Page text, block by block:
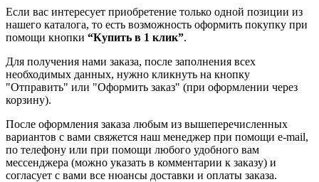
Если вас интересует приобретение только одной позиции из
нашего каталога, то есть возможность оформить покупку при
помощи кнопки “Купить в 1 клик”.
Для получения нами заказа, после заполнения всех
необходимых данных, нужно кликнуть на кнопку
"Отправить" или "Оформить заказ" (при оформлении через
корзину).
После оформления заказа любым из вышеперечисленных
вариантов с вами свяжется наш менеджер при помощи e-mail,
по телефону или при помощи любого удобного вам
мессенджера (можно указать в комментарии к заказу) и
согласует с вами все нюансы доставки и оплаты заказа.